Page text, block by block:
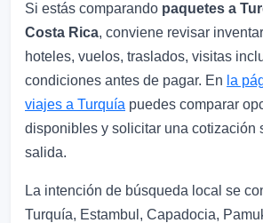
Si estás comparando paquetes a
Costa Rica, conviene revisar
hoteles, vuelos, traslados, visitas
condiciones antes de pagar. En la
viajes a Turquía puedes comparar
disponibles y solicitar una cotización
salida.
La intención de búsqueda local se
Turquía, Estambul, Capadocia,